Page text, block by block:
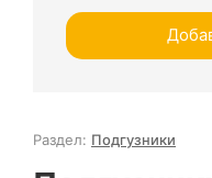
Раздел: Подгузники